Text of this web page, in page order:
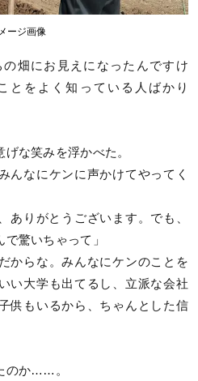
ージ画像
の畑にお見えになったんですけ
とをよく知っている人ばかり
な笑みを浮かべた。
んなにケンに声かけてやってく
りがとうございます。でも、
驚いちゃって」
からな。みんなにケンのことを
大学も出てるし、立派な会社
供もいるから、ちゃんとした信
のか……。